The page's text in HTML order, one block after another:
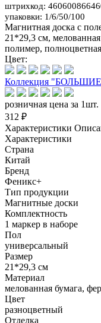
штрихкод:
упаковки: 1/6/50/100
Магнитная доска c
21*29,3 см,
полимер,
Цвет:
Коллекция
розничная цена за 1шт.
312 ₽
Характеристики
Характеристики
Страна
Китай
Бренд
Феникс+
Тип продукции
Магнитные доски
Комплектность
1 маркер в наборе
Пол
универсальный
Размер
21*29,3 см
Материал
мелованная бумага,
Цвет
разноцветный
Отделка